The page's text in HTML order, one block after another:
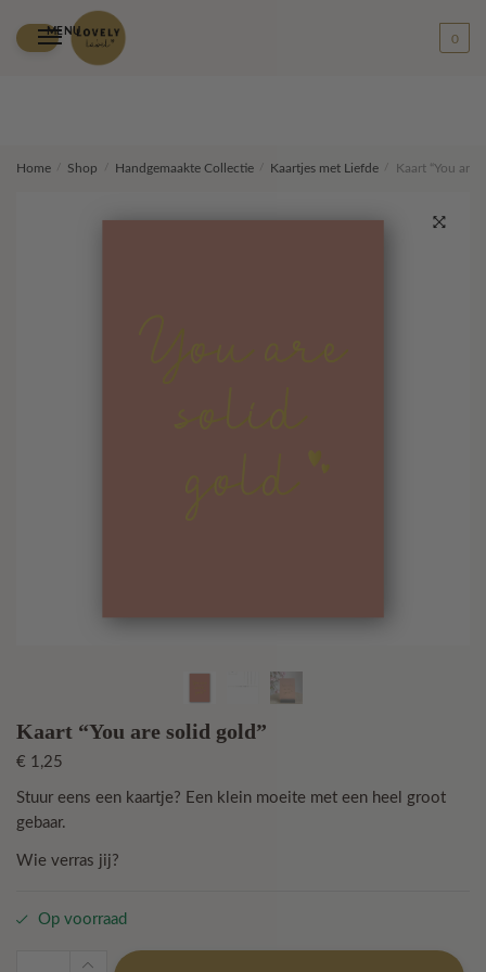
MENU
0
Home Shop Handgemaakte Collectie Kaartjes met Liefde / Kaart “You are
Kaart “You are solid gold”
€ 1,25
Stuur eens een kaartje? Een klein moeite met een heel groot
gebaar.
Wie verras jij?
Op voorraad